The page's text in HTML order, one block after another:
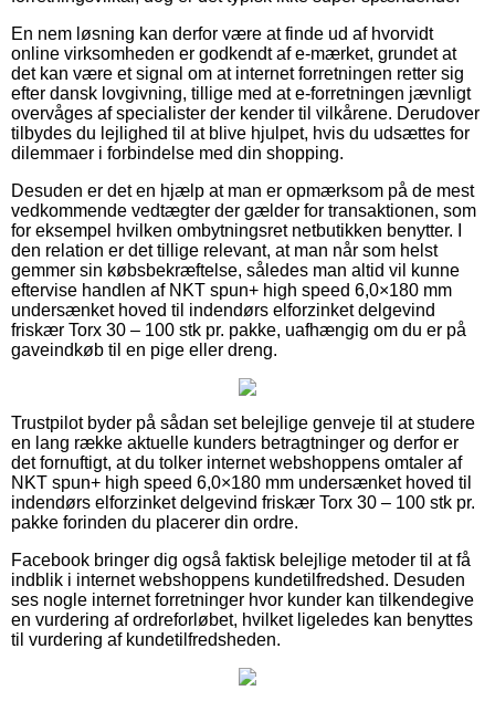
En nem løsning kan derfor være at finde ud af hvorvidt
online virksomheden er godkendt af e-mærket, grundet at
det kan være et signal om at internet forretningen retter sig
efter dansk lovgivning, tillige med at e-forretningen jævnligt
overvåges af specialister der kender til vilkårene. Derudover
tilbydes du lejlighed til at blive hjulpet, hvis du udsættes for
dilemmaer i forbindelse med din shopping.
Desuden er det en hjælp at man er opmærksom på de mest
vedkommende vedtægter der gælder for transaktionen, som
for eksempel hvilken ombytningsret netbutikken benytter. I
den relation er det tillige relevant, at man når som helst
gemmer sin købsbekræftelse, således man altid vil kunne
eftervise handlen af NKT spun+ high speed 6,0×180 mm
undersænket hoved til indendørs elforzinket delgevind
friskær Torx 30 – 100 stk pr. pakke, uafhængig om du er på
gaveindkøb til en pige eller dreng.
Trustpilot byder på sådan set belejlige genveje til at studere
en lang række aktuelle kunders betragtninger og derfor er
det fornuftigt, at du tolker internet webshoppens omtaler af
NKT spun+ high speed 6,0×180 mm undersænket hoved til
indendørs elforzinket delgevind friskær Torx 30 – 100 stk pr.
pakke forinden du placerer din ordre.
Facebook bringer dig også faktisk belejlige metoder til at få
indblik i internet webshoppens kundetilfredshed. Desuden
ses nogle internet forretninger hvor kunder kan tilkendegive
en vurdering af ordreforløbet, hvilket ligeledes kan benyttes
til vurdering af kundetilfredsheden.